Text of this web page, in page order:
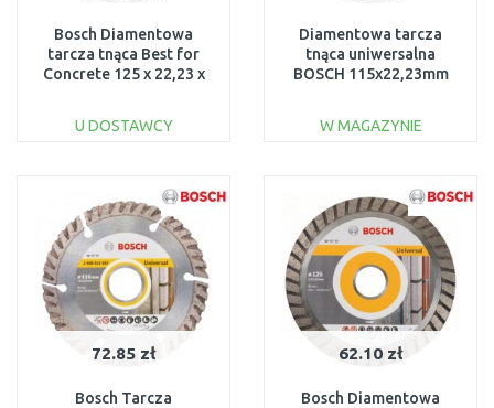
Bosch Diamentowa
tarcza tnąca Best for
Concrete 125 x 22,23 x
U DOSTAWCY
Do porównania
Diamentowa tarcza
tnąca uniwersalna
BOSCH 115x22,23mm
W MAGAZYNIE
Do porównania
72.85 zł
Bosch Tarcza
62.10 zł
Bosch Diamentowa